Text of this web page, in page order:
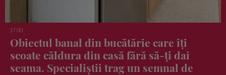
DIETĂ ȘI NUTRIȚIE
Gustarea care te ajută să trăiești ca cei
mai longevivi oameni din lume. Un
kilogram costă 10 lei